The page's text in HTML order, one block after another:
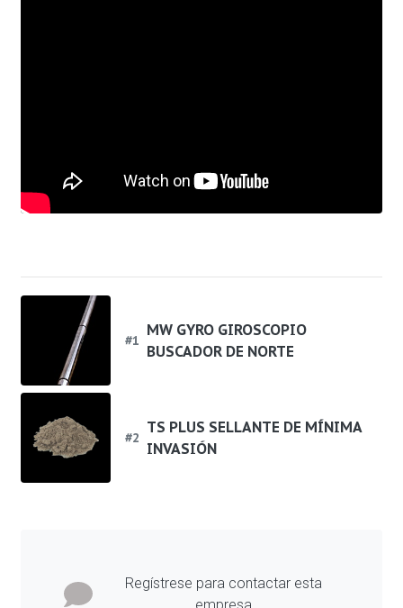
#1
MW GYRO GIROSCOPIO
BUSCADOR DE NORTE
#2
TS PLUS SELLANTE DE MÍNIMA
INVASIÓN
Regístrese para contactar esta